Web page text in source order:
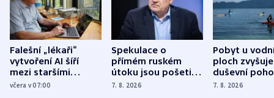
Falešní „lékaři“
vytvoření AI šíří
mezi staršími
Poláky nebezpečné
včera v 07:00
Spekulace o
přímém ruském
útoku jsou pošetilé,
míní estonský
7. 8. 2026
Pobyt u
ploch zvyšuje
duševní
ukázala
7. 8. 2026